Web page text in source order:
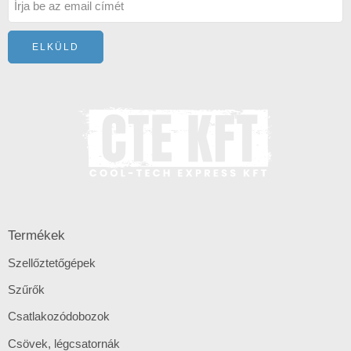
Termékek
Szellőztetőgépek
Szűrők
Csatlakozódobozok
Csövek, légcsatornák